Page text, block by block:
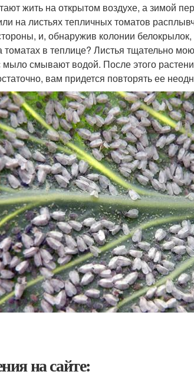
жить на открытом воздухе, а зимой
на листьях тепличных томатов
и, обнаружив колонии
томатах в теплице? Листья тщательно
смывают водой. После этого
вам придется повторять ее
на сайте: